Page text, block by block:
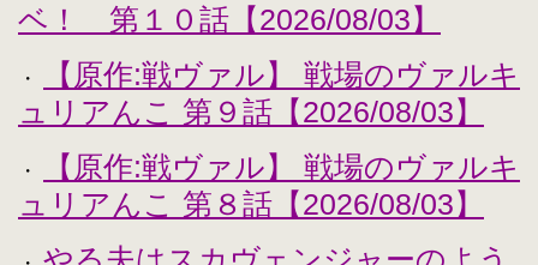
ベ！ 第１０話【2026/08/03】
・
【原作:戦ヴァル】 戦場のヴァルキ
ュリアんこ 第９話【2026/08/03】
・
【原作:戦ヴァル】 戦場のヴァルキ
ュリアんこ 第８話【2026/08/03】